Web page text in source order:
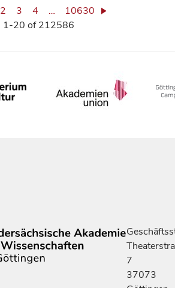
2 3 4 …
10630
1-20 of 212586
7
37073